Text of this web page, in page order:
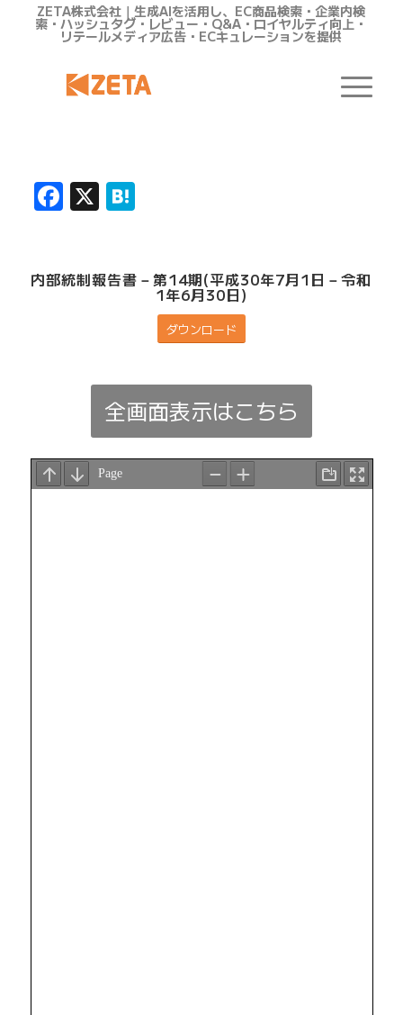
ZETA株式会社｜生成AIを活用し、EC商品検索・企業内検
索・ハッシュタグ・レビュー・Q&A・ロイヤルティ向上・
リテールメディア広告・ECキュレーションを提供
Facebook
X Hatena
内部統制報告書－第14期(平成30年7月1日－令和
1年6月30日)
ダウンロード
全画面表示はこちら